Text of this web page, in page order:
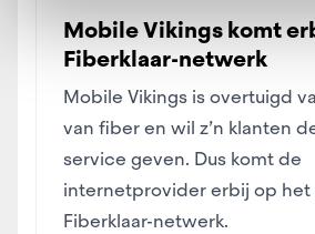
Mobile Vikings komt
Fiberklaar-netwerk
Mobile Vikings is overtuigd
van fiber en wil z’n klanten
service geven. Dus komt de
internetprovider erbij op het
Fiberklaar-netwerk.